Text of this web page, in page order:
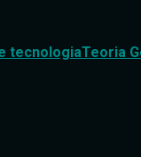
tecnologiaTeoria